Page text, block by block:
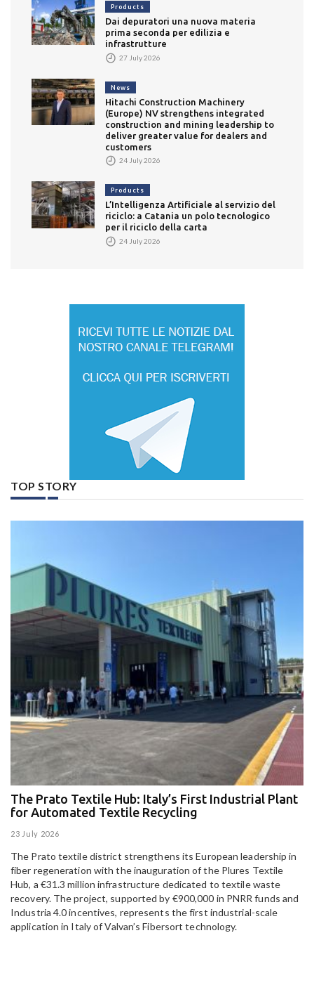
Products
Dai depuratori una nuova materia
prima seconda per edilizia e
infrastrutture
27 July 2026
News
Hitachi Construction Machinery
(Europe) NV strengthens integrated
construction and mining leadership to
deliver greater value for dealers and
customers
24 July 2026
Products
L’Intelligenza Artificiale al servizio del
riciclo: a Catania un polo tecnologico
per il riciclo della carta
24 July 2026
TOP STORY
The Prato Textile Hub: Italy’s First Industrial Plant
for Automated Textile Recycling
23 July 2026
The Prato textile district strengthens its European leadership in
fiber regeneration with the inauguration of the Plures Textile
Hub, a €31.3 million infrastructure dedicated to textile waste
recovery. The project, supported by €900,000 in PNRR funds and
Industria 4.0 incentives, represents the first industrial-scale
application in Italy of Valvan’s Fibersort technology.